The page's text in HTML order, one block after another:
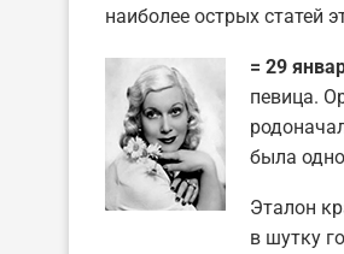
наиболее острых статей
= 29
певица.
была
Эталон
в шутку